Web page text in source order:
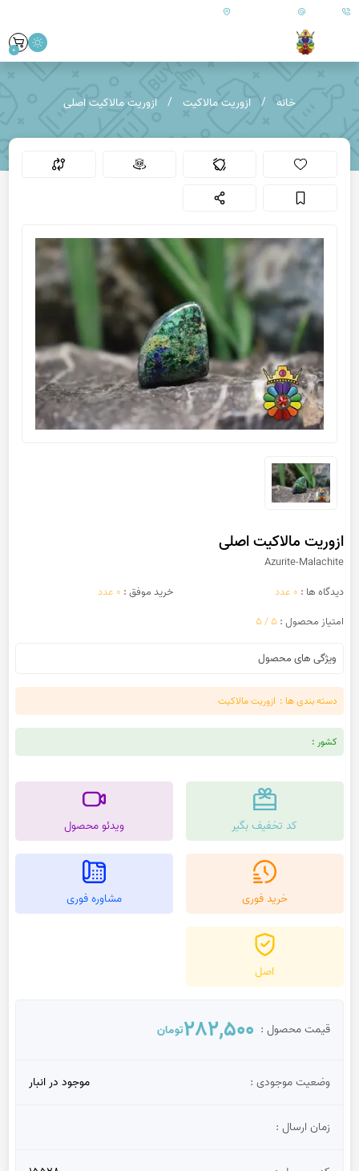
09179890157 ایران - فارس - کازرون
0
خانه ازوریت مالاکیت ازوریت مالاکیت اصلی
ازوریت مالاکیت اصلی
Azurite-Malachite
دیدگاه ها : 0 عدد خرید موفق : 0 عدد
امتیاز محصول : 5 / 5
ویژگی های محصول
دسته بندی ها : ازوریت مالاکیت
کشور :
کد تخفیف بگیر ویدئو محصول
خرید فوری مشاوره فوری
اصل
قیمت محصول : 282,500تومان
وضعیت موجودی : موجود در انبار
زمان ارسال :